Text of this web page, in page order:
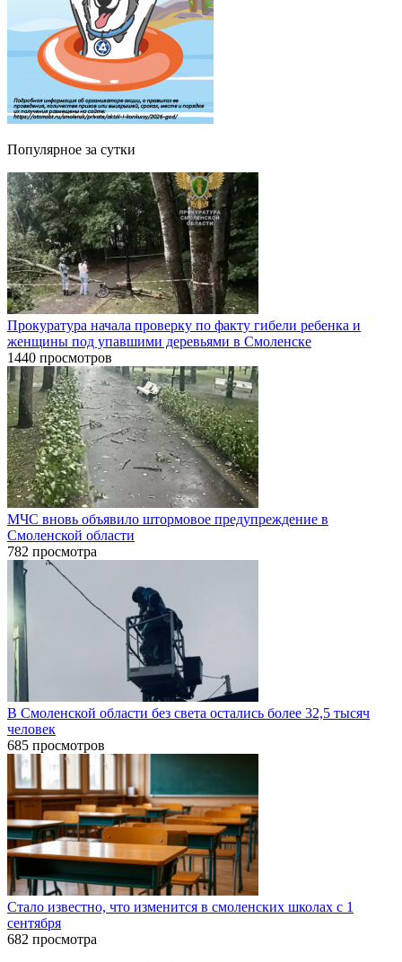
Популярное за сутки
Прокуратура начала проверку по факту гибели ребенка и
женщины под упавшими деревьями в Смоленске
1440 просмотров
МЧС вновь объявило штормовое предупреждение в
Смоленской области
782 просмотра
В Смоленской области без света остались более 32,5 тысяч
человек
685 просмотров
Стало известно, что изменится в смоленских школах с 1
сентября
682 просмотра